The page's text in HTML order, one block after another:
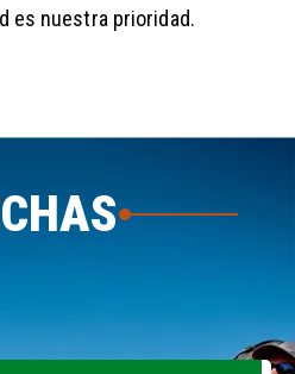
es nuestra prioridad.